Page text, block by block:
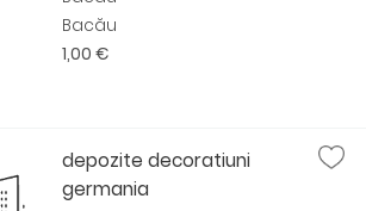
Bacău
1,00 €
depozite decoratiuni
germania